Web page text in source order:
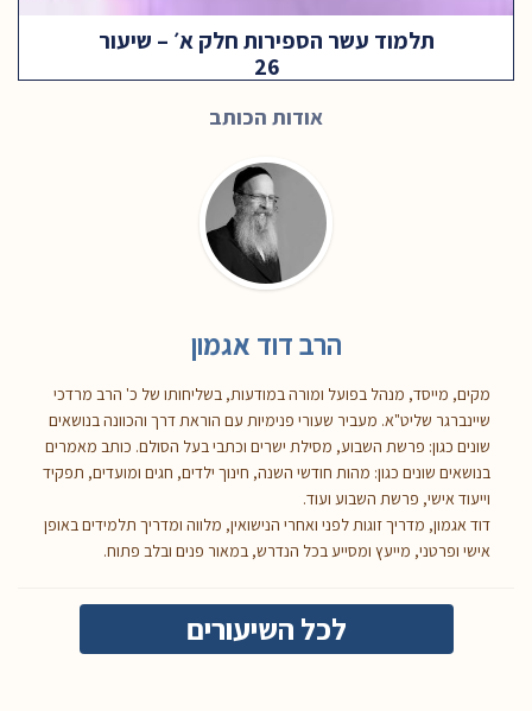
תלמוד עשר הספירות חלק א׳ – שיעור
26
אודות הכותב
הרב דוד אגמון
מקים, מייסד, מנהל בפועל ומורה במודעות, בשליחותו של כ' הרב מרדכי
שיינברגר שליט"א. מעביר שעורי פנימיות עם הוראת דרך והכוונה בנושאים
שונים כגון: פרשת השבוע, מסילת ישרים וכתבי בעל הסולם. כותב מאמרים
בנושאים שונים כגון: מהות חודשי השנה, חינוך ילדים, חגים ומועדים, תפקיד
וייעוד אישי, פרשת השבוע ועוד.
דוד אגמון, מדריך זוגות לפני ואחרי הנישואין, מלווה ומדריך תלמידים באופן
אישי ופרטני, מייעץ ומסייע בכל הנדרש, במאור פנים ובלב פתוח.
לכל השיעורים